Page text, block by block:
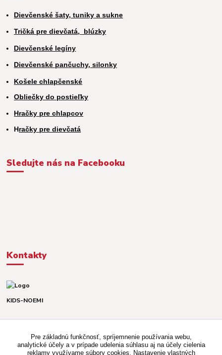
Dievčenské šaty, tuniky a sukne
Tričká pre dievčatá, blúzky
Dievčenské legíny
Dievčenské pančuchy, silonky
Košele chlapčenské
Obliečky do postieľky
Hračky pre chlapcov
Hračky pre dievčatá
Sledujte nás na Facebooku
Kontakty
KIDS-NOEMI
(Po-Pia, 8-16 hod.)
Pre základnú funkčnosť, spríjemnenie používania webu,
analytické účely a v prípade udelenia súhlasu aj na účely cielenia
reklamy využívame súbory cookies. Nastavenie vlastných